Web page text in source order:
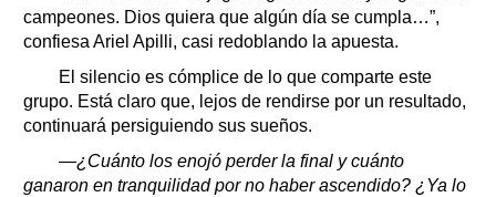
campeones. Dios quiera que algún día se cumpla…”,
confiesa Ariel Apilli, casi redoblando la apuesta.
El silencio es cómplice de lo que comparte este
grupo. Está claro que, lejos de rendirse por un resultado,
continuará persiguiendo sus sueños.
—¿Cuánto los enojó perder la final y cuánto
ganaron en tranquilidad por no haber ascendido? ¿Ya lo